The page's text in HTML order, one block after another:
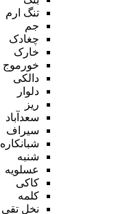
تنگ ارم
جم
چغادک
خارک
خورموج
دالکی
دلوار
ریز
سعدآباد
سیراف
شبانکاره
شنبه
عسلویه
کاکی
کلمه
نخل تقی